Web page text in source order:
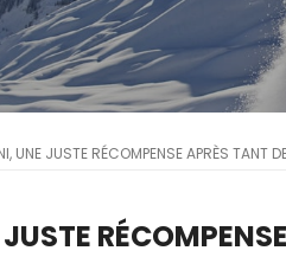
UNE JUSTE RÉCOMPENSE APRÈS TANT